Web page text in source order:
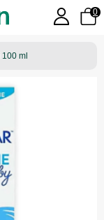
0
ml